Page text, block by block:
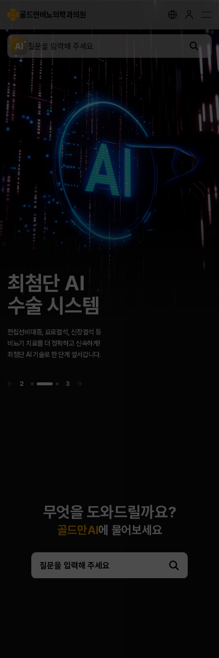
AI
지점안내 골드만 채널
골드만 스토리
전립선 클리닉
요로결석 클리닉
성병 클리닉
배뇨장애 클리닉
남성 클리닉
여성 클리닉
GOLDMAN
UROLOGY
빠른 길이 아닌
바른 길을 갑니다.
최첨단 AI
수술 시스템
GOLDMAN
UROLOGY
앞서가려는 방향성과 최고의 지향점을 향한
골드만의 노력은 결국 함께 행복하기를 바라는
우리의 마음입니다.
빠른 길이 아닌
바른 길을 갑니다.
3 3
무엇을 도와드릴까요?
골드만AI에 물어보세요